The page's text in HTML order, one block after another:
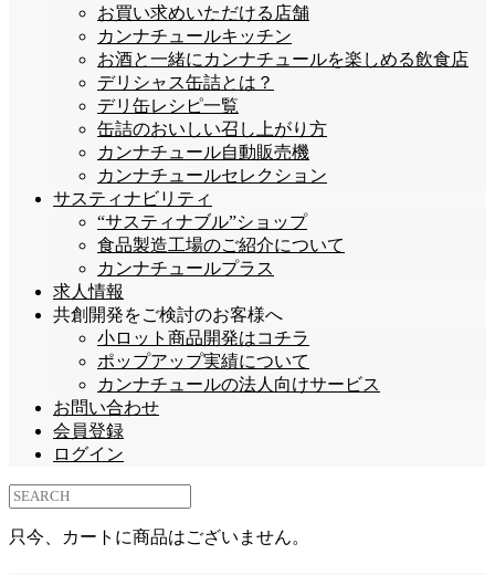
お買い求めいただける店舗
カンナチュールキッチン
お酒と一緒にカンナチュールを楽しめる飲食店
デリシャス缶詰とは？
デリ缶レシピ一覧
缶詰のおいしい召し上がり方
カンナチュール自動販売機
カンナチュールセレクション
サスティナビリティ
“サスティナブル”ショップ
食品製造工場のご紹介について
カンナチュールプラス
求人情報
共創開発をご検討のお客様へ
小ロット商品開発はコチラ
ポップアップ実績について
カンナチュールの法人向けサービス
お問い合わせ
会員登録
ログイン
只今、カートに商品はございません。